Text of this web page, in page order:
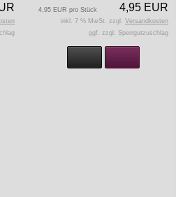
4,95 EUR
4,95 EUR pro Stück
inkl. 7 % MwSt. zzgl. Versandkosten
ggf. zzgl. Sperrgutzuschlag